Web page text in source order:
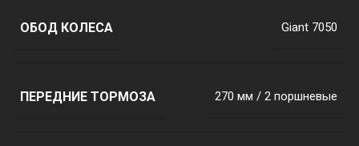
ОБОД КОЛЕСА Giant 7050
ПЕРЕДНИЕ ТОРМОЗА 270 мм / 2 поршневые